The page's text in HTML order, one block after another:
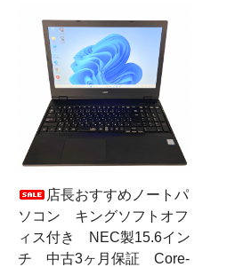
店長おすすめノートパ
ソコン キングソフトオフ
ィス付き NEC製15.6イン
チ 中古3ヶ月保証 Core-